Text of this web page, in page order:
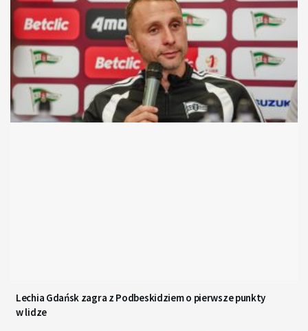
Lechia Gdańsk zagra z Podbeskidziem o pierwsze punkty
w lidze